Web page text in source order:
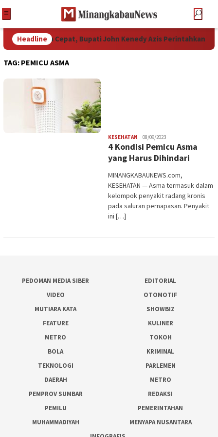
Headline
secara Cepat, Bupati John Kenedy Azis Perintahkan Pj.
TAG: PEMICU ASMA
KESEHATAN Redaksi
08/09/2023
4 Kondisi Pemicu Asma
yang Harus Dihindari
MINANGKABAUNEWS.com,
KESEHATAN — Asma termasuk dalam
kelompok penyakit radang kronis
pada saluran pernapasan. Penyakit
ini […]
PEDOMAN MEDIA SIBER
EDITORIAL
VIDEO
OTOMOTIF
MUTIARA KATA
SHOWBIZ
FEATURE
KULINER
METRO
TOKOH
BOLA
KRIMINAL
TEKNOLOGI
PARLEMEN
DAERAH
METRO
PEMPROV SUMBAR
REDAKSI
PEMILU
PEMERINTAHAN
MUHAMMADIYAH
MENYAPA NUSANTARA